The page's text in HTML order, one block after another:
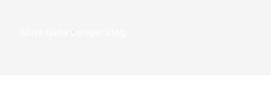
Börja tjäna pengar idag